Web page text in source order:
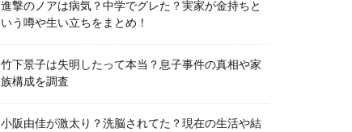
進撃のノアは病気？中学でグレた？実家が金持ちと
いう噂や生い立ちをまとめ！
竹下景子は失明したって本当？息子事件の真相や家
族構成を調査
小阪由佳が激太り？洗脳されてた？現在の生活や結